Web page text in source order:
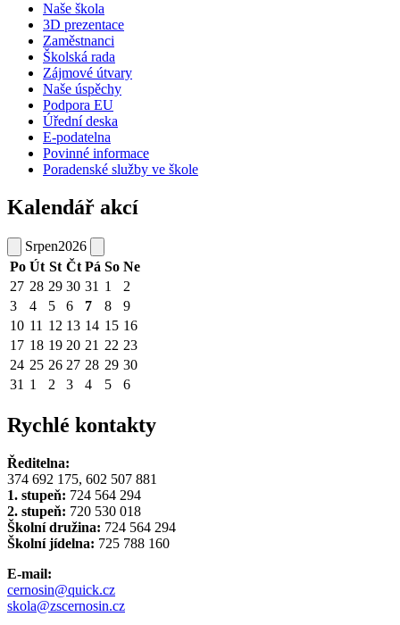
Naše škola
3D prezentace
Zaměstnanci
Školská rada
Zájmové útvary
Naše úspěchy
Podpora EU
Úřední deska
E-podatelna
Povinné informace
Poradenské služby ve škole
Kalendář akcí
Srpen2026
Po Út St Čt Pá So Ne
27 28 29 30 31 1
2
3
4 5 6 7 8
9
10 11 12 13 14 15 16
17 18 19 20 21 22 23
24 25 26 27 28 29 30
31 1 2 3 4 5 6
Rychlé kontakty
Ředitelna:
374 692 175, 602 507 881
1. stupeň: 724 564 294
2. stupeň: 720 530 018
Školní družina: 724 564 294
Školní jídelna: 725 788 160
E-mail:
cernosin@quick.cz
skola@zscernosin.cz